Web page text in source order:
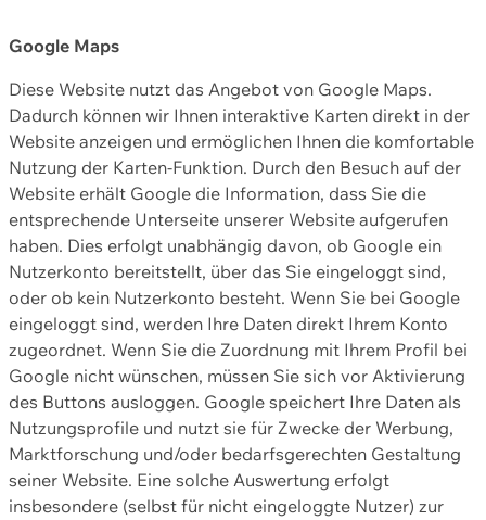
Google Maps
Diese Website nutzt das Angebot von Google Maps.
Dadurch können wir Ihnen interaktive Karten direkt in der
Website anzeigen und ermöglichen Ihnen die komfortable
Nutzung der Karten-Funktion. Durch den Besuch auf der
Website erhält Google die Information, dass Sie die
entsprechende Unterseite unserer Website aufgerufen
haben. Dies erfolgt unabhängig davon, ob Google ein
Nutzerkonto bereitstellt, über das Sie eingeloggt sind,
oder ob kein Nutzerkonto besteht. Wenn Sie bei Google
eingeloggt sind, werden Ihre Daten direkt Ihrem Konto
zugeordnet. Wenn Sie die Zuordnung mit Ihrem Profil bei
Google nicht wünschen, müssen Sie sich vor Aktivierung
des Buttons ausloggen. Google speichert Ihre Daten als
Nutzungsprofile und nutzt sie für Zwecke der Werbung,
Marktforschung und/oder bedarfsgerechten Gestaltung
seiner Website. Eine solche Auswertung erfolgt
insbesondere (selbst für nicht eingeloggte Nutzer) zur